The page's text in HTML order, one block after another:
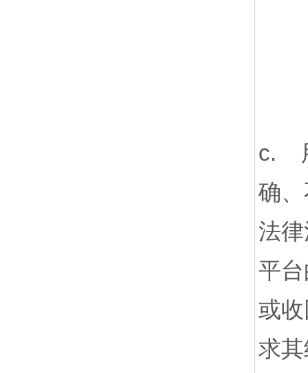
c.
确
法
平
或
求